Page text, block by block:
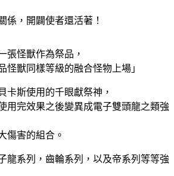
係，開闢使者還活著！
張怪獸作為祭品，
怪獸同樣等級的融合怪物上場」
卡斯使用的千眼獻祭神，
用完效果之後變異成電子雙頭龍之類強
傷害的組合。
龍系列，齒輪系列，以及帝系列等等強